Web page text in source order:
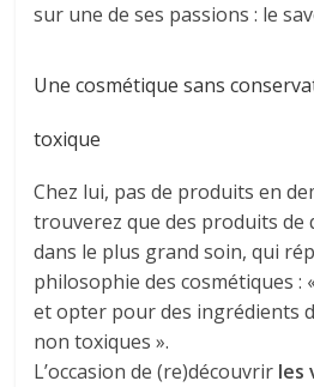
sur une de ses passions : le
Une cosmétique sans
toxique
Chez lui, pas de produits en
trouverez que des produits de
dans le plus grand soin, qui
philosophie des cosmétiques :
et opter pour des ingrédients
non toxiques ».
L’occasion de (re)découvrir les